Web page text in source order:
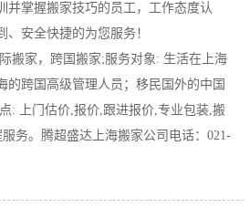
并掌握搬家技巧的员工，工作态度认
周到、安全快捷的为您服务！
搬家，跨国搬家;服务对象: 生活在上海
的跨国高级管理人员；移民国外的中国
: 上门估价,报价,跟进报价,专业包装,搬
务。腾超盛达上海搬家公司电话：021-